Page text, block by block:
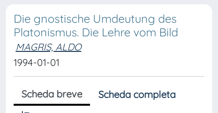
Die gnostische Umdeutung des
Platonismus. Die Lehre vom Bild
MAGRIS, ALDO
1994-01-01
Scheda breve Scheda completa